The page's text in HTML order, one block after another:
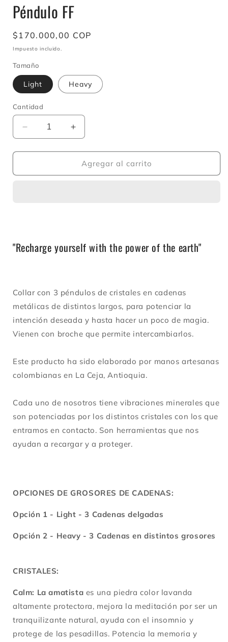
modal
Péndulo FF
Precio
habitual
$170.000,00 COP
Impuesto incluido.
Tamaño
Light Heavy
Cantidad
Reducir
cantidad
para
FF
Aumentar
cantidad
para
Péndulo
FF
Agregar al carrito
"Recharge yourself with the power of the earth"
Collar con 3 péndulos de cristales en cadenas
metálicas de distintos largos, para potenciar la
intención deseada y hasta hacer un poco de magia.
Vienen con broche que permite intercambiarlos.
Este producto ha sido elaborado por manos artesanas
colombianas en La Ceja, Antioquia.
Cada uno de nosotros tiene vibraciones minerales que
son potenciadas por los distintos cristales con los que
entramos en contacto. Son herramientas que nos
ayudan a recargar y a proteger.
OPCIONES DE GROSORES DE CADENAS:
Opción 1 - Light - 3 Cadenas delgadas
Opción 2 - Heavy - 3 Cadenas en distintos grosores
CRISTALES:
Calm: La amatista es una piedra color lavanda
altamente protectora, mejora la meditación por ser un
tranquilizante natural, ayuda con el insomnio y
protege de las pesadillas. Potencia la memoria y